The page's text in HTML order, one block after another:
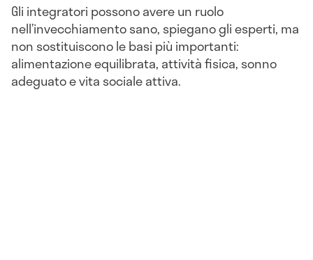
Gli integratori possono avere un ruolo
nell’invecchiamento sano, spiegano gli esperti, ma
non sostituiscono le basi più importanti:
alimentazione equilibrata, attività fisica, sonno
adeguato e vita sociale attiva.